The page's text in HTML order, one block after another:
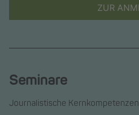
ZUR
Seminare
Journalistische Kernkompetenzen